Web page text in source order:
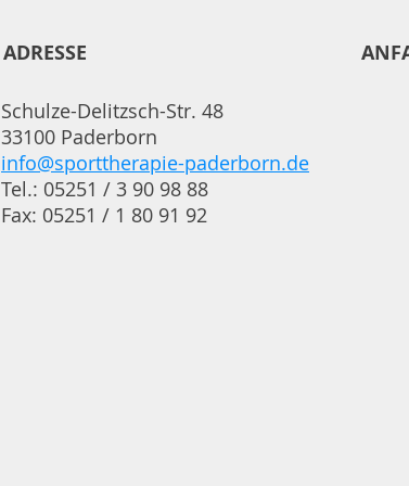
ADRESSE
Schulze-Delitzsch-Str. 48
33100 Paderborn
info@sporttherapie-paderborn.de
Tel.: 05251 / 3 90 98 88
Fax: 05251 / 1 80 91 92